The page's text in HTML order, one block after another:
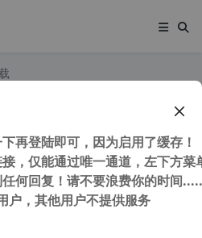
蓝屏问题
再登陆即可，因为启用了缓存！
，仅能通过唯一通道，左下方菜
何回复！请不要浪费你的时间
户，其他用户不提供服务